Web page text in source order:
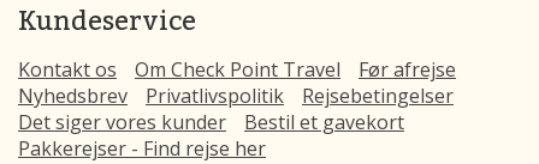
Kundeservice
Kontakt os Om Check Point Travel
Før afrejse
Nyhedsbrev
Privatlivspolitik
Rejsebetingelser
Det siger vores kunder
Bestil et gavekort
Pakkerejser - Find rejse her